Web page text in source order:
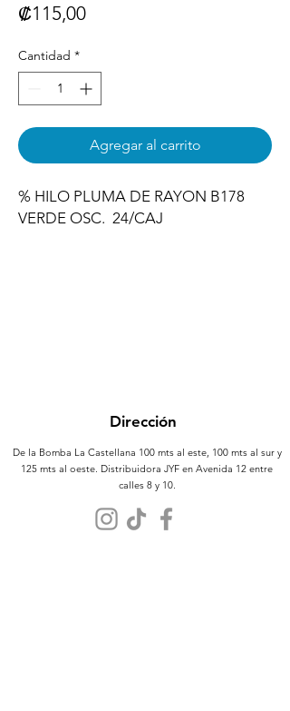
₡115,00Precio
Cantidad *
Agregar al carrito
% HILO PLUMA DE RAYON B178
VERDE OSC.  24/CAJ
Dirección
De la Bomba La Castellana 100 mts al este, 100 mts al sur y
125 mts al oeste. Distribuidora JYF en Avenida 12 entre
calles 8 y 10.